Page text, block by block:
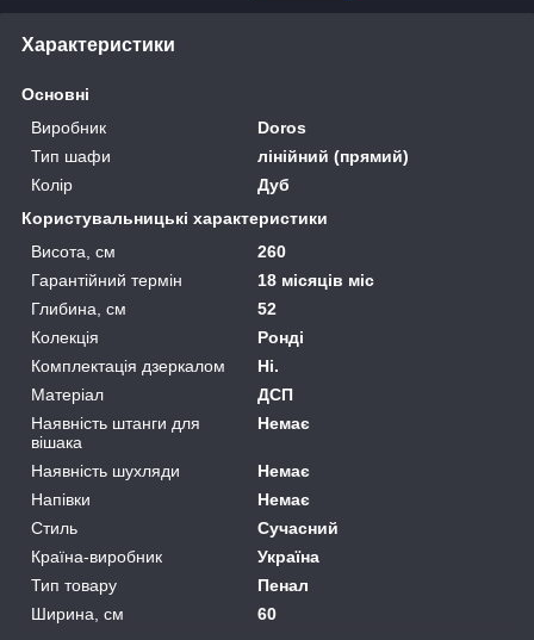
Характеристики
Основні
Виробник
Doros
Тип шафи
лінійний (прямий)
Колір
Дуб
Користувальницькі характеристики
Висота, см
260
Гарантійний термін
18 місяців міс
Глибина, см
52
Колекція
Ронді
Комплектація дзеркалом
Ні.
Матеріал
ДСП
Наявність штанги для
вішака
Немає
Наявність шухляди
Немає
Напівки
Немає
Стиль
Сучасний
Країна-виробник
Україна
Тип товару
Пенал
Ширина, см
60